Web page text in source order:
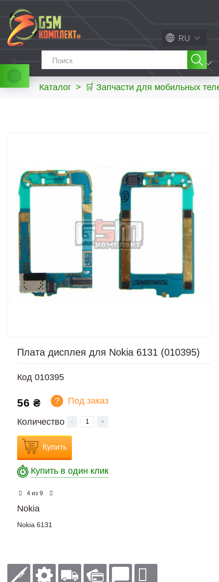
RU
МЕНЮ
Каталог > 🛒 Запчасти для мобильных
Плата дисплея для Nokia 6131 (010395)
Код 010395
56 ₴ ? Под заказ
Количество - +
Купить
Купить в один клик
4 из 9
Nokia
Nokia 6131